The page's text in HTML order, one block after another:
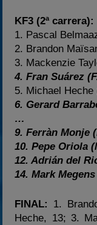
KF3 (2ª carrera):
1. Pascal
2. Brandon
3. Mackenzie
4. Fran Suárez
5. Michael Heche
6. Gerard
…
9. Ferràn Monje
10. Pepe Oriola
12. Adrián del
14. Mark
FINAL:
1.
Heche, 13; 3.